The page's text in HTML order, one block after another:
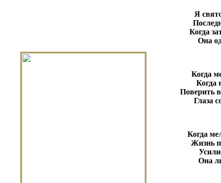
Я
Когда
Она
Когда
Когда
Поверить в
Глаза
Когда
Жизнь
Она